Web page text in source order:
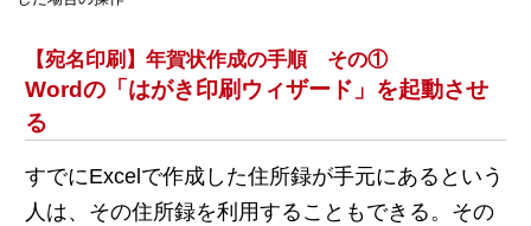
【宛名印刷】年賀状作成の手順 その①
Wordの「はがき印刷ウィザード」を起動させ
る
すでにExcelで作成した住所録が手元にあるという
人は、その住所録を利用することもできる。その